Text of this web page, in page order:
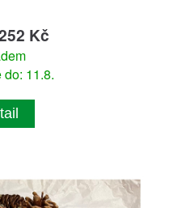
Kč
do: 11.8.